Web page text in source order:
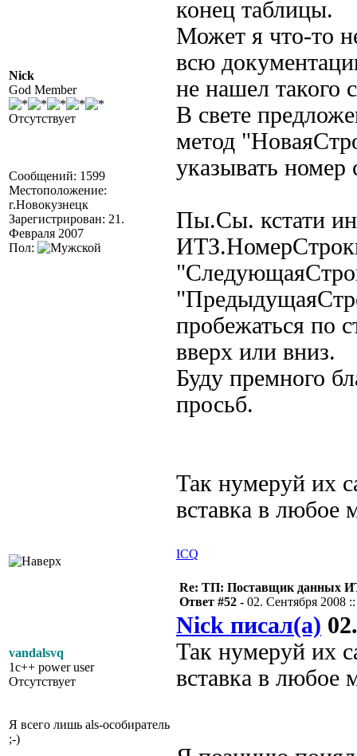
Nick
God Member
Отсутствует
Сообщений: 1599
Местоположение:
г.Новокузнецк
Зарегистрирован: 21.
Февраля 2007
Пол:
конец таблицы.
Может я что-то
всю
не нашел такого
В свете
метод
указывать номер
Пы.Сы. кстати
пробежаться по
вверх или вниз.
Буду премного
просьб.
Так нумеруй их
вставка в
ICQ
vandalsvq
1c++ power user
Отсутствует
Я всего лишь als-особиратель
;-)
Re: ТП: Поставщик данных
Ответ #52 - 02. Сентября 2008
Nick писал(а)
Так нумеруй их
вставка в